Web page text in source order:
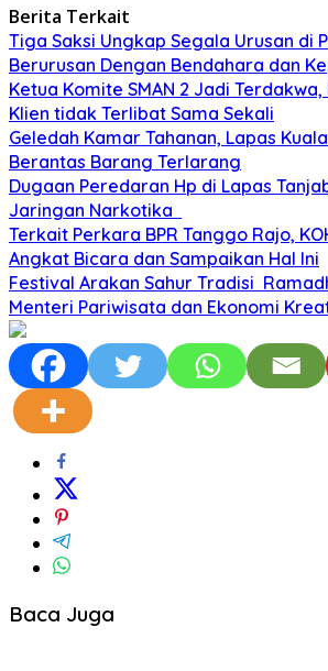
Berita Terkait
Tiga Saksi Ungkap Segala Urusan di
Berurusan Dengan Bendahara dan
Ketua Komite SMAN 2 Jadi Terdakwa,
Klien tidak Terlibat Sama Sekali
Geledah Kamar Tahanan, Lapas
Berantas Barang Terlarang
Dugaan Peredaran Hp di Lapas
Jaringan Narkotika
Terkait Perkara BPR Tanggo Rajo,
Angkat Bicara dan Sampaikan Hal Ini
Festival Arakan Sahur Tradisi
Menteri Pariwisata dan Ekonomi
Baca Juga